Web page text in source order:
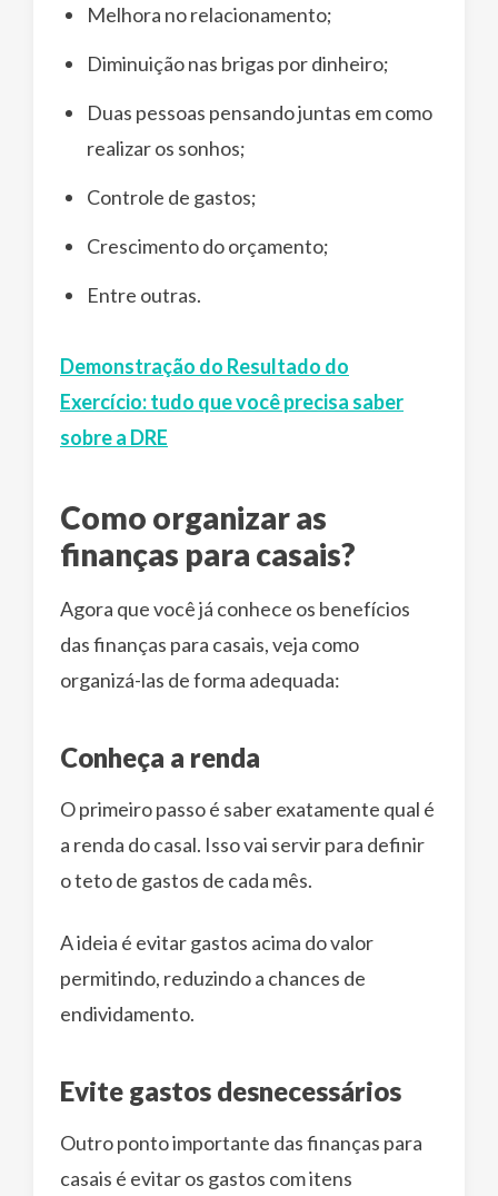
Melhora no relacionamento;
Diminuição nas brigas por dinheiro;
Duas pessoas pensando juntas em como
realizar os sonhos;
Controle de gastos;
Crescimento do orçamento;
Entre outras.
Demonstração do Resultado do
Exercício: tudo que você precisa saber
sobre a DRE
Como organizar as
finanças para casais?
Agora que você já conhece os benefícios
das finanças para casais, veja como
organizá-las de forma adequada:
Conheça a renda
O primeiro passo é saber exatamente qual é
a renda do casal. Isso vai servir para definir
o teto de gastos de cada mês.
A ideia é evitar gastos acima do valor
permitindo, reduzindo a chances de
endividamento.
Evite gastos desnecessários
Outro ponto importante das finanças para
casais é evitar os gastos com itens